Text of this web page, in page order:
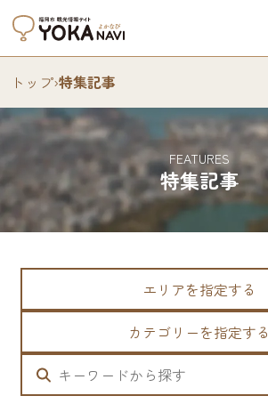
トップ›特集記事
特集記事
FEATURES
エリアを指定する
カテゴリーを指定する